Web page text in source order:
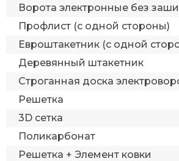
Ворота электронные без
Профлист (с одной стороны)
Евроштакетник (с одной
Деревянный штакетник
Строганная доска
Решетка
3D сетка
Поликарбонат
Решетка + Элемент ковки